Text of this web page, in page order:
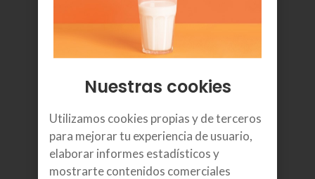
Telecomunicaciones.
Para una mayor información sobre la
regulación de laCalidad de Servicio
de Internet de la Comisión Nacional de los
Mercados y la Competencia relativo a la
Calidad de Servicio.
Elpanel de parámetros de calidad de servicio
de la Comisión Nacional de los Mercados y la
Competencia puede consultarse para una
Nuestras cookies
Utilizamos cookies propias y de terceros
para mejorar tu experiencia de usuario,
elaborar informes estadísticos y
mostrarte contenidos comerciales